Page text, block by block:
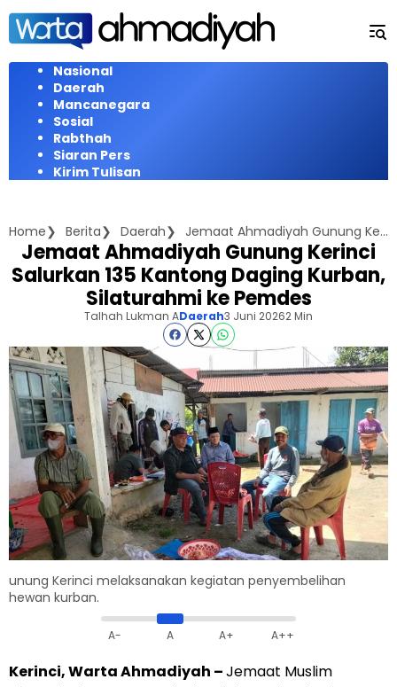
Langsung
konten
Nasional
Daerah
Mancanegara
Sosial
Rabthah
Siaran Pers
Kirim Tulisan
Home Berita Daerah Jemaat Ahmadiyah Gunung Kerinci Salurkan 135 Kantong Daging Kurban, Silaturahmi ke Pemdes
Jemaat Ahmadiyah Gunung Kerinci
Salurkan 135 Kantong Daging Kurban,
Silaturahmi ke Pemdes
Talhah Lukman ADaerah3 Juni 20262 Min
unung Kerinci melaksanakan kegiatan penyembelihan
hewan kurban.
A- A A+ A++
Kerinci, Warta Ahmadiyah –Jemaat Muslim